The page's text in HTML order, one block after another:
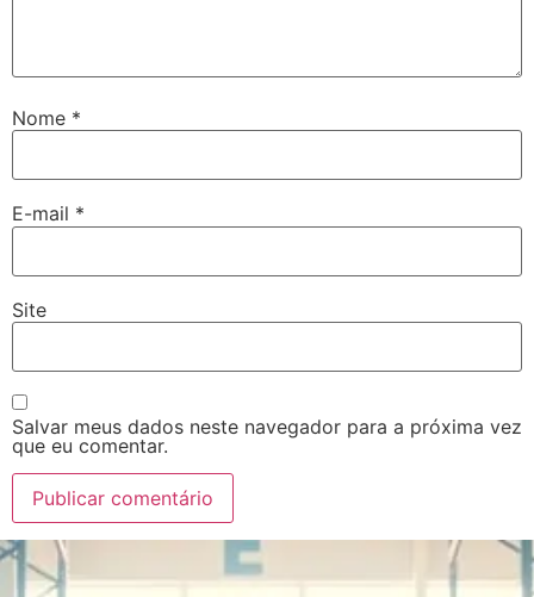
Nome *
E-mail *
Site
Salvar meus dados neste navegador para a próxima vez
que eu comentar.